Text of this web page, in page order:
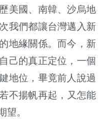
美國 、 南韓、沙烏地
我們都讓台灣邁入新
地緣關係。而今 ， 新
己的真正定位 ， 一個
地位 ， 畢竟前人說過
若不揚帆再起 ， 又怎能
望。